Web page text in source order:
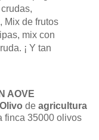
Mix de frutos
mix con
¡ Y tan
AOVE
de agricultura
finca 35000 olivos